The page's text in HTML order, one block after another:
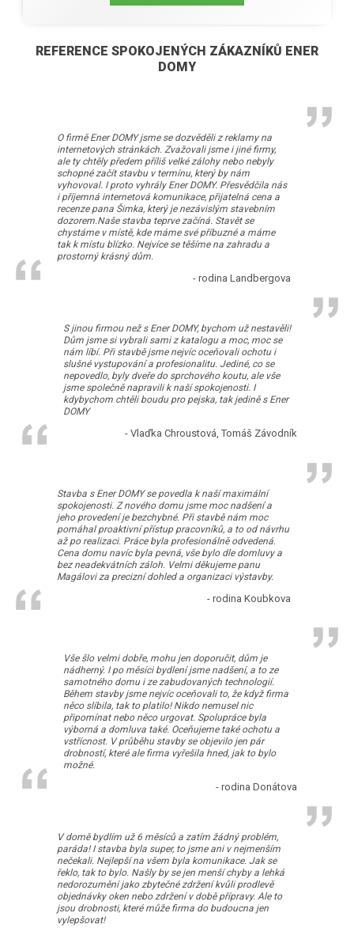
REFERENCE SPOKOJENÝCH ZÁKAZNÍKŮ ENER
DOMY
O firmě Ener DOMY jsme se dozvěděli z reklamy na
internetových stránkách. Zvažovali jsme i jiné firmy,
ale ty chtěly předem příliš velké zálohy nebo nebyly
schopné začít stavbu v termínu, který by nám
vyhovoval. I proto vyhrály Ener DOMY. Přesvědčila nás
i příjemná internetová komunikace, přijatelná cena a
recenze pana Šimka, který je nezávislým stavebním
dozorem.Naše stavba teprve začíná. Stavět se
chystáme v místě, kde máme své příbuzné a máme
tak k místu blízko. Nejvíce se těšíme na zahradu a
prostorný krásný dům.
- rodina Landbergova
S jinou firmou než s Ener DOMY, bychom už nestavěli!
Dům jsme si vybrali sami z katalogu a moc, moc se
nám líbí. Při stavbě jsme nejvíc oceňovali ochotu i
slušné vystupování a profesionalitu. Jediné, co se
nepovedlo, byly dveře do sprchového koutu, ale vše
jsme společně napravili k naší spokojenosti. I
kdybychom chtěli boudu pro pejska, tak jedině s Ener
DOMY
- Vlaďka Chroustová, Tomáš Závodník
Stavba s Ener DOMY se povedla k naší maximální
spokojenosti. Z nového domu jsme moc nadšení a
jeho provedení je bezchybné. Při stavbě nám moc
pomáhal proaktivní přístup pracovníků, a to od návrhu
až po realizaci. Práce byla profesionálně odvedená.
Cena domu navíc byla pevná, vše bylo dle domluvy a
bez neadekvátních záloh. Velmi děkujeme panu
Magálovi za precizní dohled a organizaci výstavby.
- rodina Koubkova
Vše šlo velmi dobře, mohu jen doporučit, dům je
nádherný. I po měsíci bydlení jsme nadšení, a to ze
samotného domu i ze zabudovaných technologií.
Během stavby jsme nejvíc oceňovali to, že když firma
něco slíbila, tak to platilo! Nikdo nemusel nic
připomínat nebo něco urgovat. Spolupráce byla
výborná a domluva také. Oceňujeme také ochotu a
vstřícnost. V průběhu stavby se objevilo jen pár
drobností, které ale firma vyřešila hned, jak to bylo
možné.
- rodina Donátova
V domě bydlím už 6 měsíců a zatím žádný problém,
paráda! I stavba byla super, to jsme ani v nejmenším
nečekali. Nejlepší na všem byla komunikace. Jak se
řeklo, tak to bylo. Našly by se jen menší chyby a lehká
nedorozumění jako zbytečné zdržení kvůli prodlevě
objednávky oken nebo zdržení v době přípravy. Ale to
jsou drobnosti, které může firma do budoucna jen
vylepšovat!